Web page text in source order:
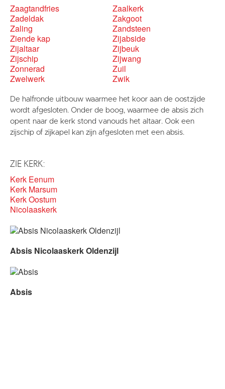
Zaagtandfries
Zaalkerk
Zadeldak
Zakgoot
Zaling
Zandsteen
Ziende kap
Zijabside
Zijaltaar
Zijbeuk
Zijschip
Zijwang
Zonnerad
Zuil
Zwelwerk
Zwik
De halfronde uitbouw waarmee het koor aan de oostzijde
wordt afgesloten. Onder de boog, waarmee de absis zich
opent naar de kerk stond vanouds het altaar. Ook een
zijschip of zijkapel kan zijn afgesloten met een absis.
ZIE KERK:
Kerk Eenum
Kerk Marsum
Kerk Oostum
Nicolaaskerk
Absis Nicolaaskerk Oldenzijl
Absis